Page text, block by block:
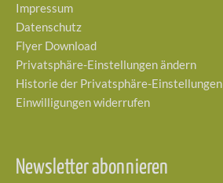
Impressum
Datenschutz
Flyer Download
Privatsphäre-Einstellungen ändern
Historie der Privatsphäre-Einstellungen
Einwilligungen widerrufen
Newsletter abonnieren